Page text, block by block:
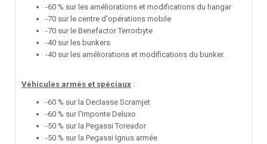
-60 % sur les améliorations et modifications du hangar
-70 sur le centre d'opérations mobile
-70 sur le Benefactor Terrorbyte
-40 sur les bunkers
-40 sur les améliorations et modifications du bunker.
Véhicules armés et spéciaux :
-60 % sur la Declasse Scramjet
-60 % sur l'Imponte Deluxo
-50 % sur la Pegassi Toreador
-50 % sur la Pegassi Ignus armée